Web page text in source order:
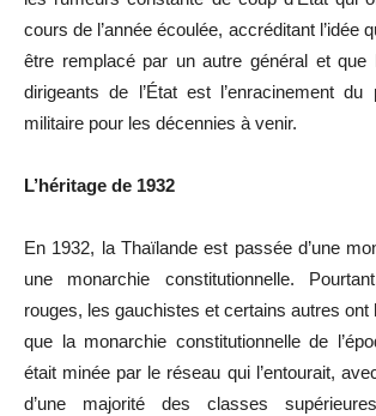
cours de l’année écoulée, accréditant l’idée
être remplacé par un autre général et que
dirigeants de l’État est l’enracinement du
militaire pour les décennies à venir.
L’héritage de 1932
En 1932, la Thaïlande est passée d’une
une monarchie constitutionnelle.
rouges, les gauchistes et certains autres
que la monarchie constitutionnelle de
était minée par le réseau qui l’entourait,
d’une majorité des classes